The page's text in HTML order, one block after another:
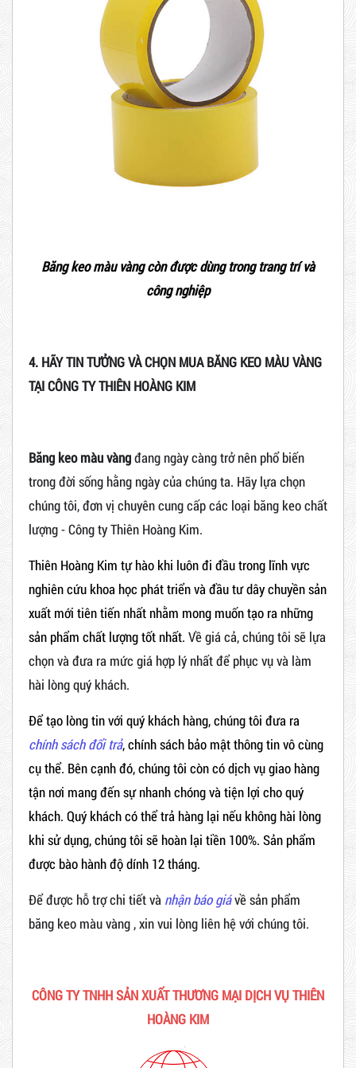
Băng keo màu vàng còn được dùng trong trang trí và
công nghiệp
4. HÃY TIN TƯỞNG VÀ CHỌN MUA BĂNG KEO MÀU VÀNG
TẠI CÔNG TY THIÊN HOÀNG KIM
Băng keo màu vàngđang ngày càng trở nên phổ biến
trong đời sống hằng ngày của chúng ta. Hãy lựa chọn
chúng tôi, đơn vị chuyên cung cấp các loại băng keo chất
lượng - Công ty Thiên Hoàng Kim.
Thiên Hoàng Kim tự hào khi luôn đi đầu trong lĩnh vực
nghiên cứu khoa học phát triển và đầu tư dây chuyền sản
xuất mới tiên tiến nhất nhằm mong muốn tạo ra những
sản phẩm chất lượng tốt nhất. Về giá cả, chúng tôi sẽ lựa
chọn và đưa ra mức giá hợp lý nhất để phục vụ và làm
hài lòng quý khách.
Để tạo lòng tin với quý khách hàng, chúng tôi đưa ra
chính sách đổi trả, chính sách bảo mật thông tin vô cùng
cụ thể. Bên cạnh đó, chúng tôi còn có dịch vụ giao hàng
tận nơi mang đến sự nhanh chóng và tiện lợi cho quý
khách. Quý khách có thể trả hàng lại nếu không hài lòng
khi sử dụng, chúng tôi sẽ hoàn lại tiền 100%. Sản phẩm
được bào hành độ dính 12 tháng.
Để được hỗ trợ chi tiết và nhận báo giávề sản phẩm
băng keo màu vàng , xin vui lòng liên hệ với chúng tôi.
CÔNG TY TNHH SẢN XUẤT THƯƠNG MẠI DỊCH VỤ THIÊN
HOÀNG KIM